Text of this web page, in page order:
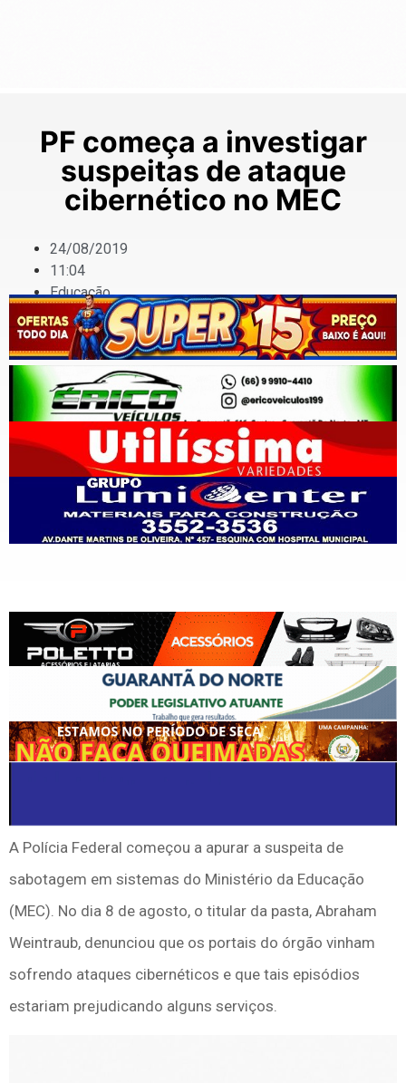
PF começa a investigar
suspeitas de ataque
cibernético no MEC
24/08/2019
11:04
Educação
A Polícia Federal começou a apurar a suspeita de
sabotagem em sistemas do Ministério da Educação
(MEC). No dia 8 de agosto, o titular da pasta, Abraham
Weintraub, denunciou que os portais do órgão vinham
sofrendo ataques cibernéticos e que tais episódios
estariam prejudicando alguns serviços.